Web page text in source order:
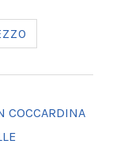
COCCARDINA